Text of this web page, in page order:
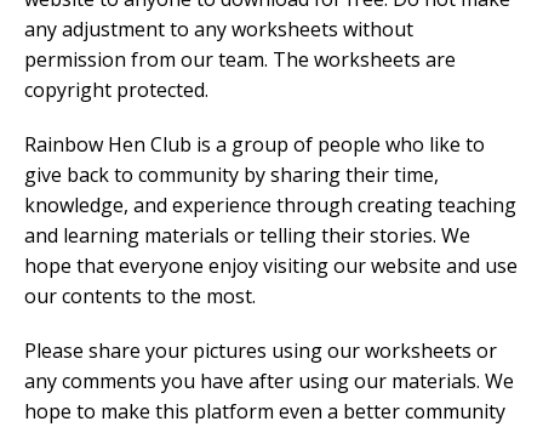
any adjustment to any worksheets without
permission from our team. The worksheets are
copyright protected.
Rainbow Hen Club is a group of people who like to
give back to community by sharing their time,
knowledge, and experience through creating teaching
and learning materials or telling their stories. We
hope that everyone enjoy visiting our website and use
our contents to the most.
Please share your pictures using our worksheets or
any comments you have after using our materials. We
hope to make this platform even a better community